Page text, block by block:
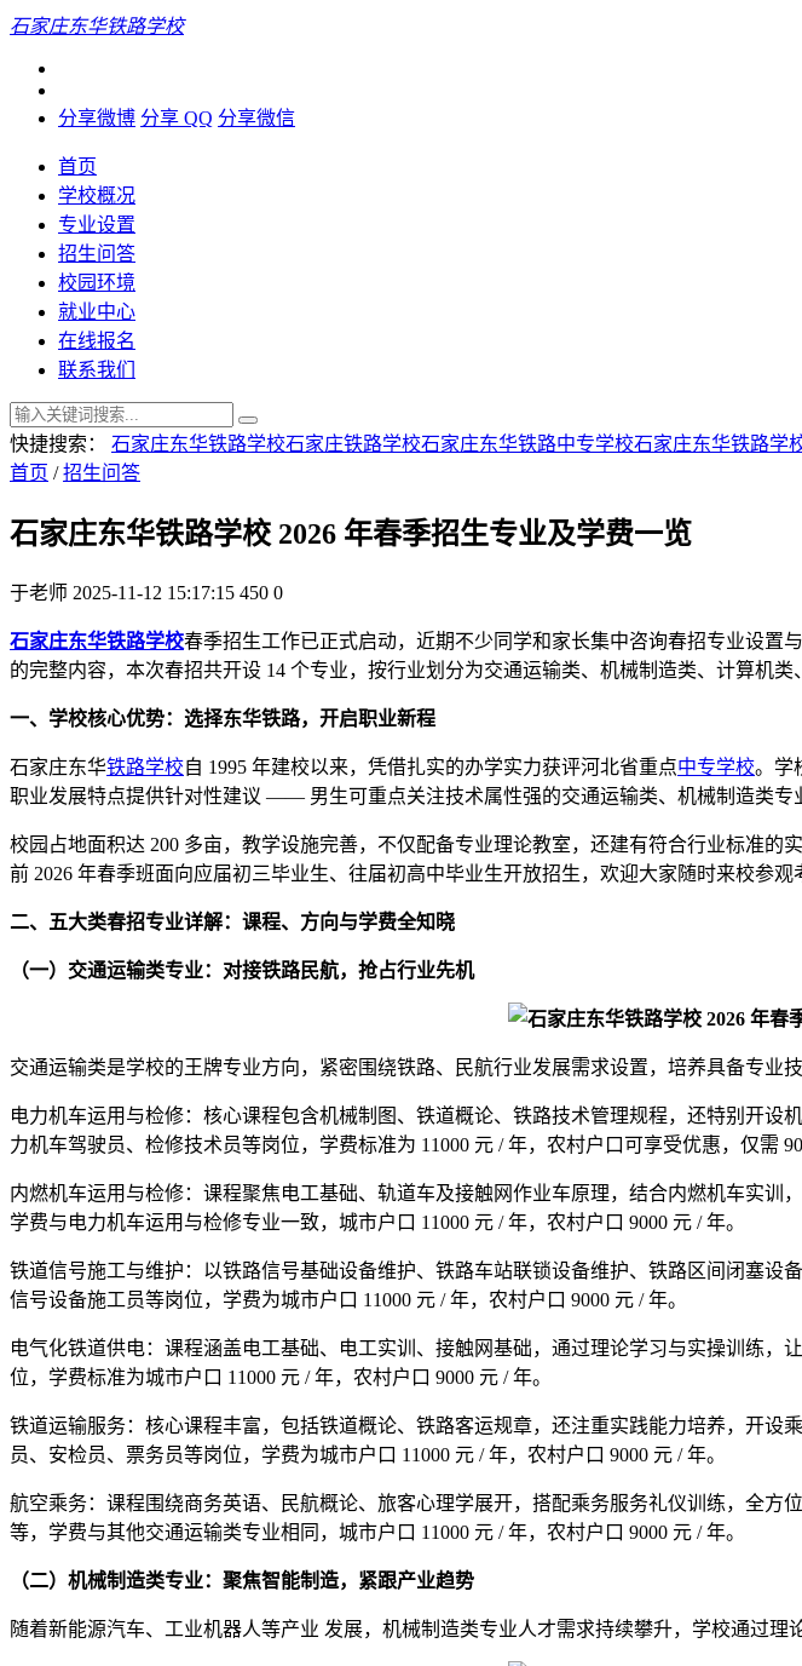
石家庄东华铁路学校
分享微博 分享 QQ 分享微信
首页
学校概况
专业设置
招生问答
校园环境
就业中心
在线报名
联系我们
快捷搜索： 石家庄东华铁路学校石家庄铁路学校石家庄东华铁路中专学校石家庄东华铁路学
首页 /招生问答
石家庄东华铁路学校 2026 年春季招生专业及学费一览
于老师 2025-11-12 15:17:15 450 0
石家庄东华铁路学校春季招生工作已正式启动，近期不少同学和家长集中咨询春招专业设置
的完整内容，本次春招共开设 14 个专业，按行业划分为交通运输类、机械制造类、计算机
一、学校核心优势：选择东华铁路，开启职业新程
石家庄东华铁路学校自 1995 年建校以来，凭借扎实的办学实力获评河北省重点中专学校。学
职业发展特点提供针对性建议 —— 男生可重点关注技术属性强的交通运输类、机械制造类专
校园占地面积达 200 多亩，教学设施完善，不仅配备专业理论教室，还建有符合行业标准
前 2026 年春季班面向应届初三毕业生、往届初高中毕业生开放招生，欢迎大家随时来校参观
二、五大类春招专业详解：课程、方向与学费全知晓
（一）交通运输类专业：对接铁路民航，抢占行业先机
交通运输类是学校的王牌专业方向，紧密围绕铁路、民航行业发展需求设置，培养具备专业
电力机车运用与检修：核心课程包含机械制图、铁道概论、铁路技术管理规程，还特别开
力机车驾驶员、检修技术员等岗位，学费标准为 11000 元 / 年，农村户口可享受优惠，仅需
内燃机车运用与检修：课程聚焦电工基础、轨道车及接触网作业车原理，结合内燃机车实训
学费与电力机车运用与检修专业一致，城市户口 11000 元 / 年，农村户口 9000 元 / 年。
铁道信号施工与维护：以铁路信号基础设备维护、铁路车站联锁设备维护、铁路区间闭塞设
信号设备施工员等岗位，学费为城市户口 11000 元 / 年，农村户口 9000 元 / 年。
电气化铁道供电：课程涵盖电工基础、电工实训、接触网基础，通过理论学习与实操训练
位，学费标准为城市户口 11000 元 / 年，农村户口 9000 元 / 年。
铁道运输服务：核心课程丰富，包括铁道概论、铁路客运规章，还注重实践能力培养，开
员、安检员、票务员等岗位，学费为城市户口 11000 元 / 年，农村户口 9000 元 / 年。
航空乘务：课程围绕商务英语、民航概论、旅客心理学展开，搭配乘务服务礼仪训练，全
等，学费与其他交通运输类专业相同，城市户口 11000 元 / 年，农村户口 9000 元 / 年。
（二）机械制造类专业：聚焦智能制造，紧跟产业趋势
随着新能源汽车、工业机器人等产业 发展，机械制造类专业人才需求持续攀升，学校通过理